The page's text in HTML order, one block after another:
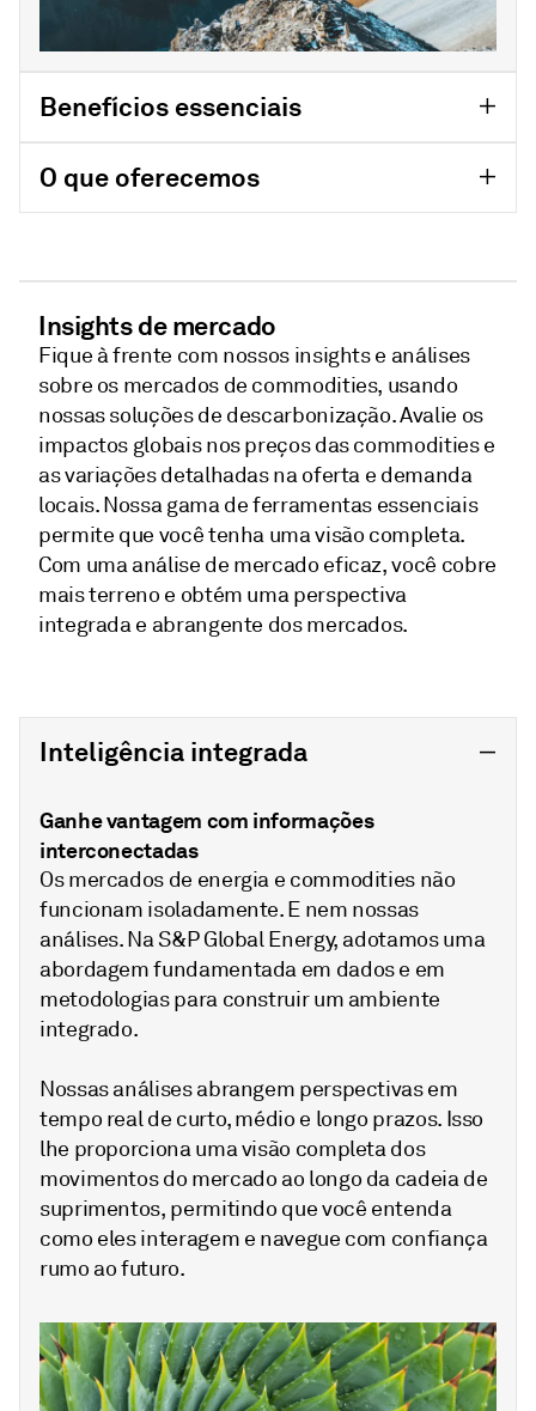
Benefícios essenciais
O que oferecemos
Insights de mercado
Fique à frente com nossos insights e análises
sobre os mercados de commodities, usando
nossas soluções de descarbonização. Avalie os
impactos globais nos preços das commodities e
as variações detalhadas na oferta e demanda
locais. Nossa gama de ferramentas essenciais
permite que você tenha uma visão completa.
Com uma análise de mercado eficaz, você cobre
mais terreno e obtém uma perspectiva
integrada e abrangente dos mercados.
Inteligência integrada
Ganhe vantagem com informações
interconectadas
Os mercados de energia e commodities não
funcionam isoladamente. E nem nossas
análises. Na S&P Global Energy, adotamos uma
abordagem fundamentada em dados e em
metodologias para construir um ambiente
integrado.
Nossas análises abrangem perspectivas em
tempo real de curto, médio e longo prazos. Isso
lhe proporciona uma visão completa dos
movimentos do mercado ao longo da cadeia de
suprimentos, permitindo que você entenda
como eles interagem e navegue com confiança
rumo ao futuro.